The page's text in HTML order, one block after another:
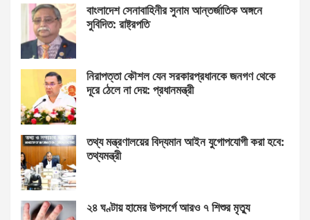
বাংলাদেশ সেনাবাহিনীর সুনাম আন্তর্জাতিক অঙ্গনে
সুবিদিত: রাষ্ট্রপতি
নিরাপত্তা কৌশল যেন সরকারপ্রধানকে জনগণ থেকে
দূরে ঠেলে না দেয়: প্রধানমন্ত্রী
তথ্য মন্ত্রণালয়ের বিদ্যমান আইন যুগোপযোগী করা হবে:
তথ্যমন্ত্রী
২৪ ঘণ্টায় হামের উপসর্গে আরও ৭ শিশুর মৃত্যু